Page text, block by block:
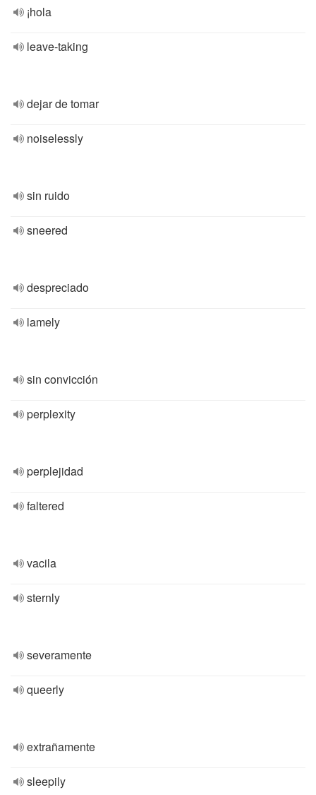
¡hola
leave-taking
dejar de tomar
noiselessly
sin ruido
sneered
despreciado
lamely
sin convicción
perplexity
perplejidad
faltered
vacila
sternly
severamente
queerly
extrañamente
sleepily